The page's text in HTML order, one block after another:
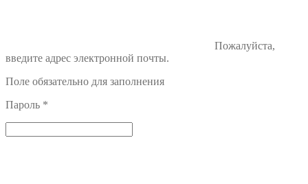
Пожалуйста,
введите адрес электронной почты.
Поле обязательно для заполнения
Пароль *